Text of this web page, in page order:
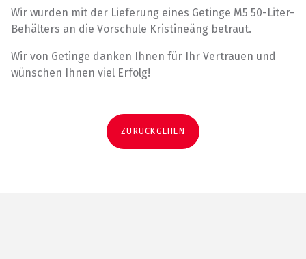
Wir wurden mit der Lieferung eines Getinge M5 50-Liter-
Behälters an die Vorschule Kristineäng betraut.
Wir von Getinge danken Ihnen für Ihr Vertrauen und
wünschen Ihnen viel Erfolg!
ZURÜCKGEHEN